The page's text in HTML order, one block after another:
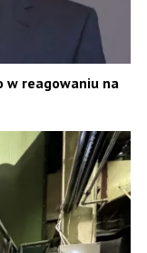
w reagowaniu na